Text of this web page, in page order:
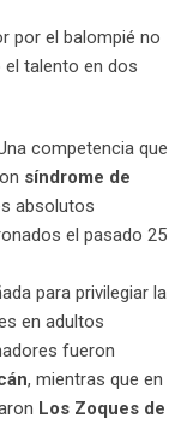
por el balompié no
el talento en dos
competencia que
síndrome de
absolutos
el pasado 25
para privilegiar la
en adultos
fueron
, mientras que en
Los Zoques de